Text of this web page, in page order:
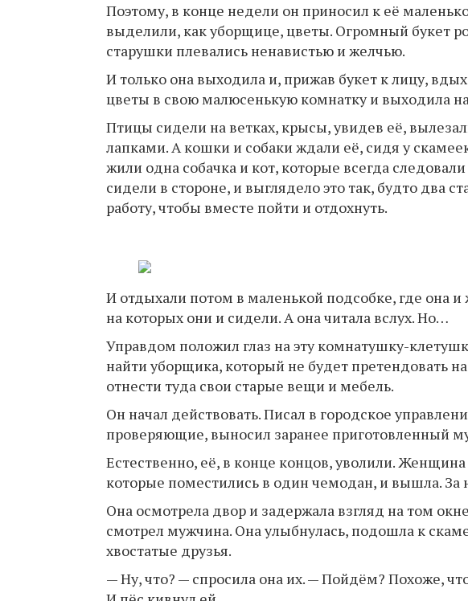
Поэтому, в конце недели он приносил к её
выделили, как уборщице, цветы. Огромный букет
старушки плевались ненавистью и желчью.
И только она выходила и, прижав букет к лицу,
цветы в свою малюсенькую комнатку и выходила
Птицы сидели на ветках, крысы, увидев её,
лапками. А кошки и собаки ждали её, сидя у
жили одна собачка и кот, которые всегда
сидели в стороне, и выглядело это так, будто два
работу, чтобы вместе пойти и отдохнуть.
И отдыхали потом в маленькой подсобке, где она и
на которых они и сидели. А она читала вслух. Но…
Управдом положил глаз на эту комнатушку-
найти уборщика, который не будет претендовать
отнести туда свои старые вещи и мебель.
Он начал действовать. Писал в городское
проверяющие, выносил заранее приготовленный
Естественно, её, в конце концов, уволили.
которые поместились в один чемодан, и вышла. За
Она осмотрела двор и задержала взгляд на том
смотрел мужчина. Она улыбнулась, подошла к
хвостатые друзья.
— Ну, что? — спросила она их. — Пойдём? Похоже,